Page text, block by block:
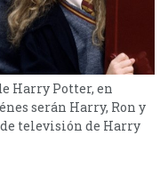
Harry Potter, en
serán Harry, Ron y
televisión de Harry
por cable como
nueva adaptación,